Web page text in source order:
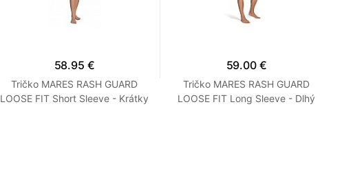
58.95 €
Tričko MARES RASH GUARD
LOOSE FIT Short Sleeve - Krátky
59.00 €
Tričko MARES RASH GUARD
LOOSE FIT Long Sleeve - Dlhý